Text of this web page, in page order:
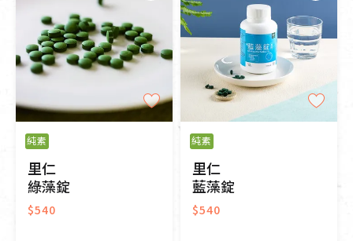
純素
里仁
綠藻錠
$540
純素
里仁
藍藻錠
$540